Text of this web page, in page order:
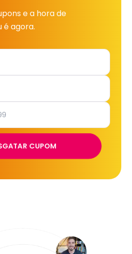
e a hora de
é agora.
CUPOM